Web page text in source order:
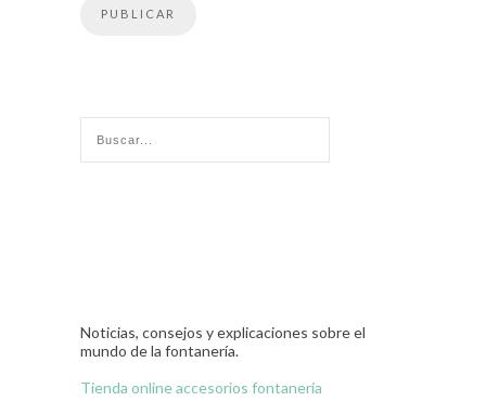
Noticias, consejos y explicaciones sobre el
mundo de la fontanería.
Tienda online accesorios fontanería